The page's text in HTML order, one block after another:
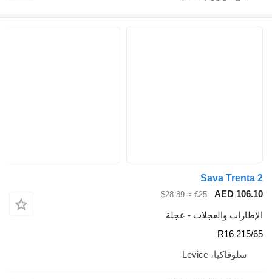
Sava
€25
≈ $28.89
والعجلات - عجلة